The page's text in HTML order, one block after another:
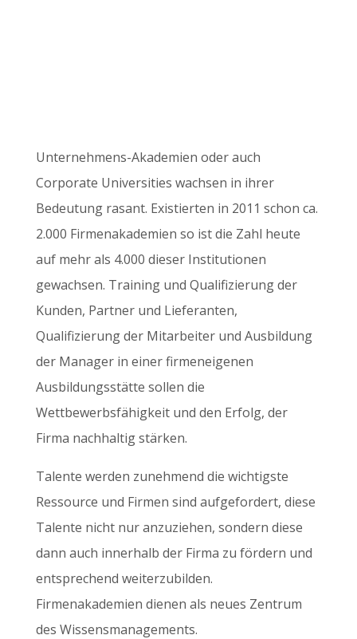
Unternehmens-Akademien oder auch
Corporate Universities wachsen in ihrer
Bedeutung rasant. Existierten in 2011 schon ca.
2.000 Firmenakademien so ist die Zahl heute
auf mehr als 4.000 dieser Institutionen
gewachsen. Training und Qualifizierung der
Kunden, Partner und Lieferanten,
Qualifizierung der Mitarbeiter und Ausbildung
der Manager in einer firmeneigenen
Ausbildungsstätte sollen die
Wettbewerbsfähigkeit und den Erfolg, der
Firma nachhaltig stärken.
Talente werden zunehmend die wichtigste
Ressource und Firmen sind aufgefordert, diese
Talente nicht nur anzuziehen, sondern diese
dann auch innerhalb der Firma zu fördern und
entsprechend weiterzubilden.
Firmenakademien dienen als neues Zentrum
des Wissensmanagements.